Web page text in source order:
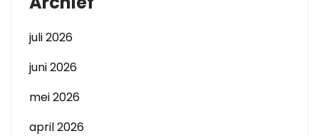
juli 2026
juni 2026
mei 2026
april 2026